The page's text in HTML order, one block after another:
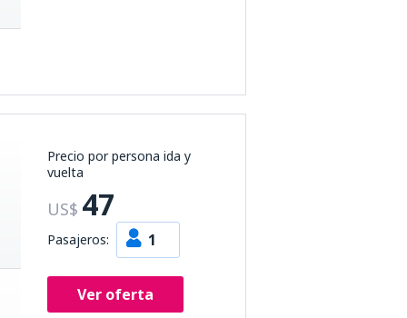
Precio por persona ida y
vuelta
US$ 47
Pasajeros: 1
Ver oferta